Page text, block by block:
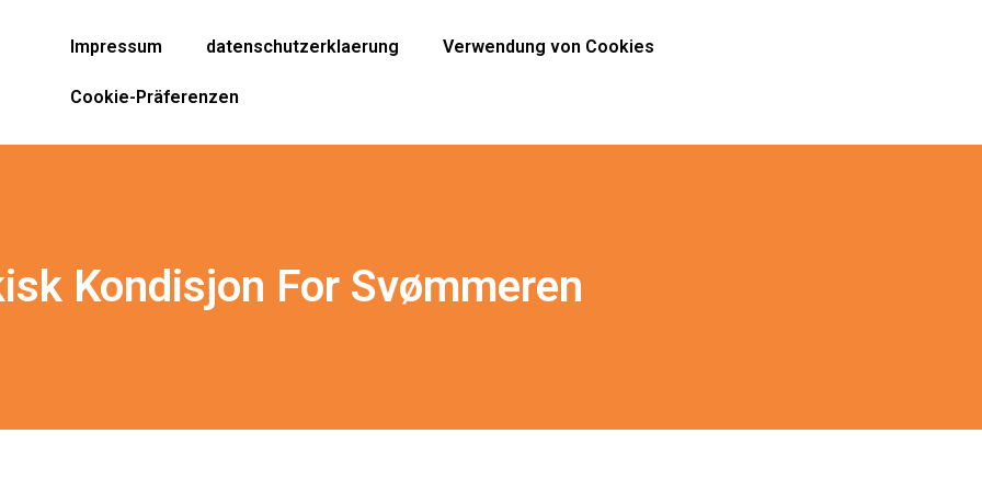
Impressum datenschutzerklaerung Verwendung von Cookies
Cookie-Präferenzen
Kondisjon For Svømmeren